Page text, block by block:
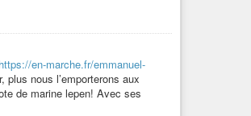
https://en-marche.fr/emmanuel-
nous l’emporterons aux
de marine lepen! Avec ses